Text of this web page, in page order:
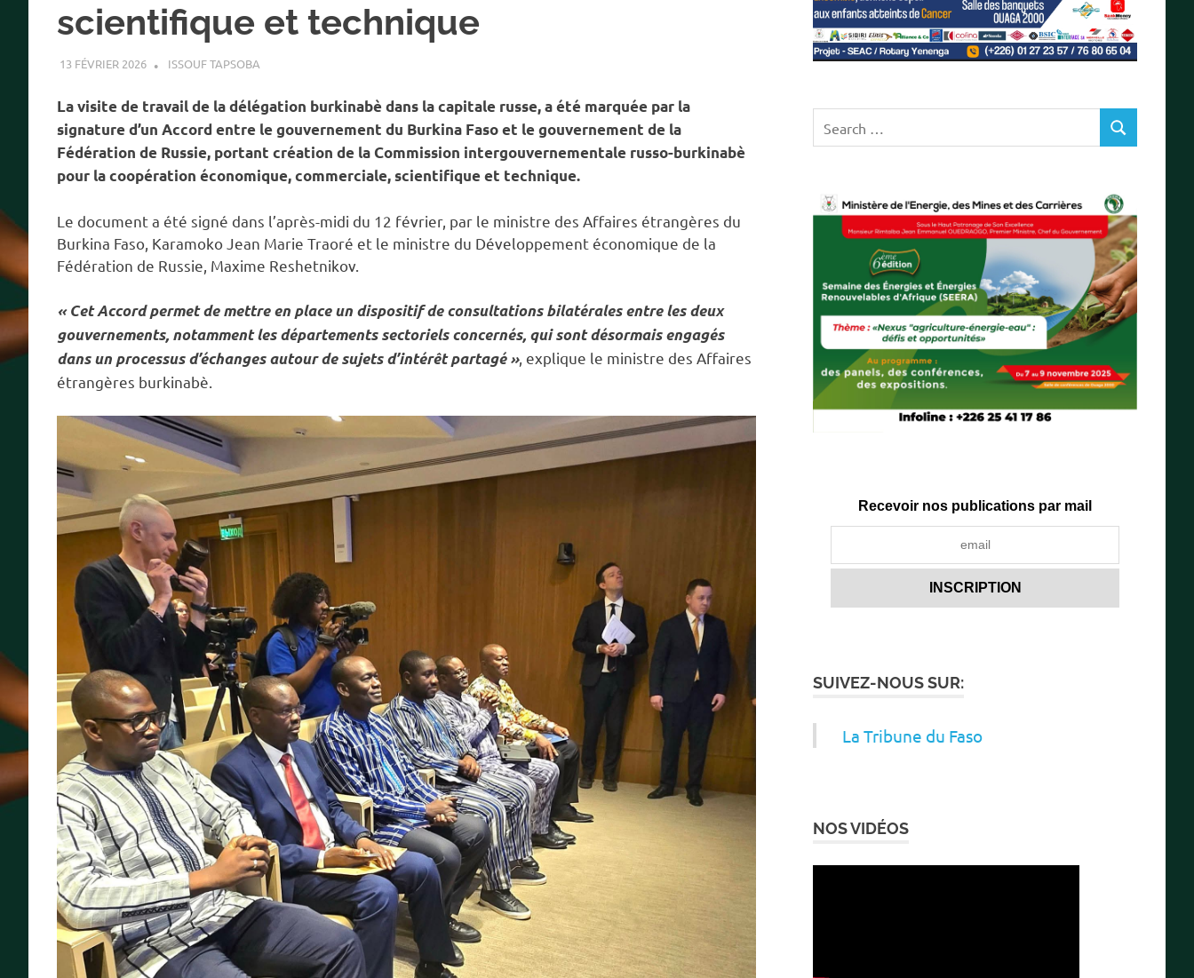
scientifique et technique
13 FÉVRIER 2026 ISSOUF TAPSOBA
La visite de travail de la délégation burkinabè dans la capitale russe, a été marquée par la
signature d’un Accord entre le gouvernement du Burkina Faso et le gouvernement de la
Fédération de Russie, portant création de la Commission intergouvernementale russo-burkinabè
pour la coopération économique, commerciale, scientifique et technique.
Le document a été signé dans l’après-midi du 12 février, par le ministre des Affaires étrangères du
Burkina Faso, Karamoko Jean Marie Traoré et le ministre du Développement économique de la
Fédération de Russie, Maxime Reshetnikov.
« Cet Accord permet de mettre en place un dispositif de consultations bilatérales entre les deux
gouvernements, notamment les départements sectoriels concernés, qui sont désormais engagés
dans un processus d’échanges autour de sujets d’intérêt partagé », explique le ministre des Affaires
étrangères burkinabè.
for:
SEARCH
Recevoir nos publications par mail
SUIVEZ-NOUS SUR:
La Tribune du Faso
NOS VIDÉOS